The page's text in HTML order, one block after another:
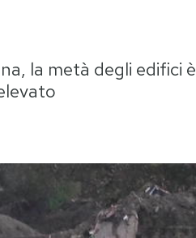
la metà degli edifici è